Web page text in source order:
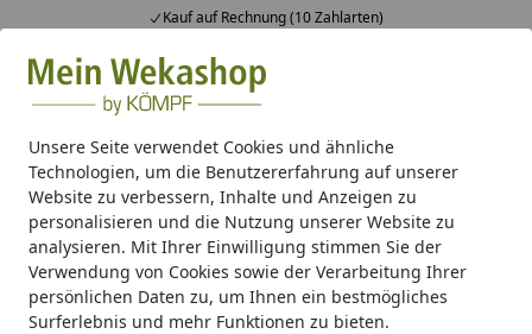
Unsere Seite verwendet Cookies und ähnliche
Technologien, um die Benutzererfahrung auf unserer
Website zu verbessern, Inhalte und Anzeigen zu
personalisieren und die Nutzung unserer Website zu
analysieren. Mit Ihrer Einwilligung stimmen Sie der
Verwendung von Cookies sowie der Verarbeitung Ihrer
persönlichen Daten zu, um Ihnen ein bestmögliches
Surferlebnis und mehr Funktionen zu bieten.
Kauf auf Rechnung (10 Zahlarten)
Alle Produkte
Mein Konto
Suchen
Startseite
Wellness Sauna Elementbauweise Weka Sauna Kiruna
Weka Sauna Kiruna 1 mit Glastür
und Eckeinstieg 230 V - 68 mm